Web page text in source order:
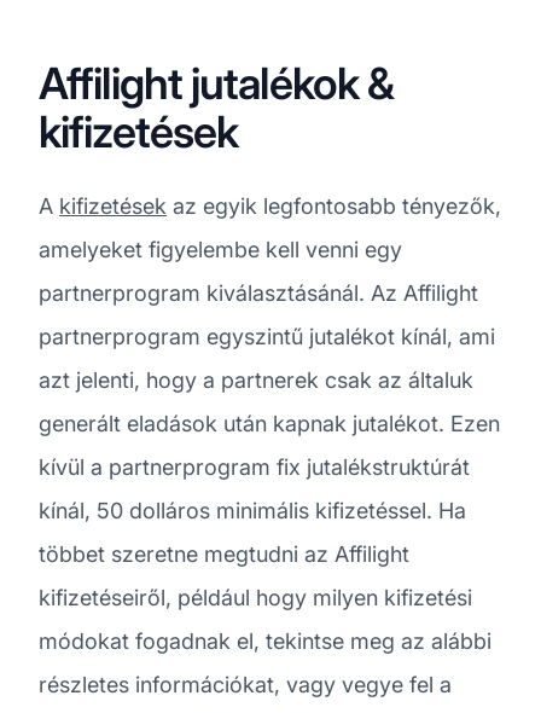
Affilight jutalékok &
kifizetések
A kifizetések az egyik legfontosabb tényezők,
amelyeket figyelembe kell venni egy
partnerprogram kiválasztásánál. Az Affilight
partnerprogram egyszintű jutalékot kínál, ami
azt jelenti, hogy a partnerek csak az általuk
generált eladások után kapnak jutalékot. Ezen
kívül a partnerprogram fix jutalékstruktúrát
kínál, 50 dolláros minimális kifizetéssel. Ha
többet szeretne megtudni az Affilight
kifizetéseiről, például hogy milyen kifizetési
módokat fogadnak el, tekintse meg az alábbi
részletes információkat, vagy vegye fel a